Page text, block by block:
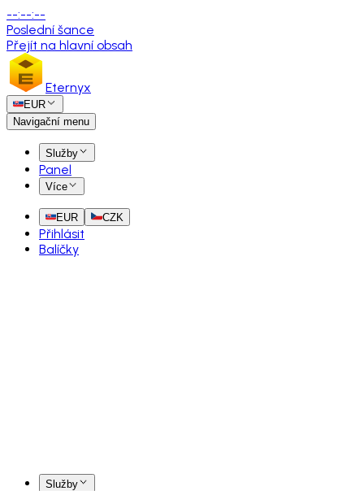
--:--:--
Poslední šance
Přejít na hlavní obsah
Eternyx
EUR
Navigační menu
Služby
Panel
Více
EUR CZK
Přihlásit
Balíčky
Služby